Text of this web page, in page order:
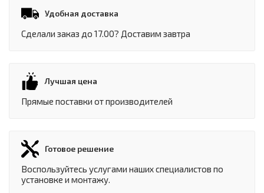
Удобная доставка
Сделали заказ до 17.00? Доставим завтра
Лучшая цена
Прямые поставки от производителей
Готовое решение
Воспользуйтесь услугами наших специалистов по
установке и монтажу.